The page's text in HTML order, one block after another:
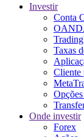
Investir
Conta
Taxas
Cliente
Onde investir
Forex